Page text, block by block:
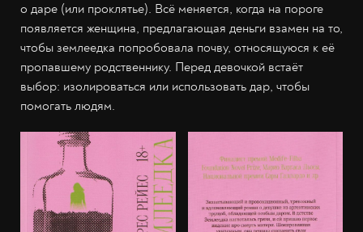
о даре (или проклятье). Всё меняется, когда на пороге
появляется женщина, предлагающая деньги взамен на то,
чтобы землеедка попробовала почву, относящуюся к её
пропавшему родственнику. Перед девочкой встаёт
выбор: изолироваться или использовать дар, чтобы
помогать людям.